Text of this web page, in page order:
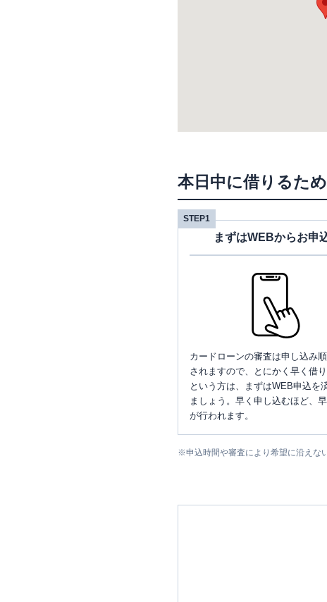
本日中に借りるた
STEP1
まずはWEBからお申
カードローンの審査は申し込み
されますので、とにかく早く借
という方は、まずはWEB申込を
ましょう。早く申し込むほど、
が行われます。
※申込時間や審査により希望に沿えな